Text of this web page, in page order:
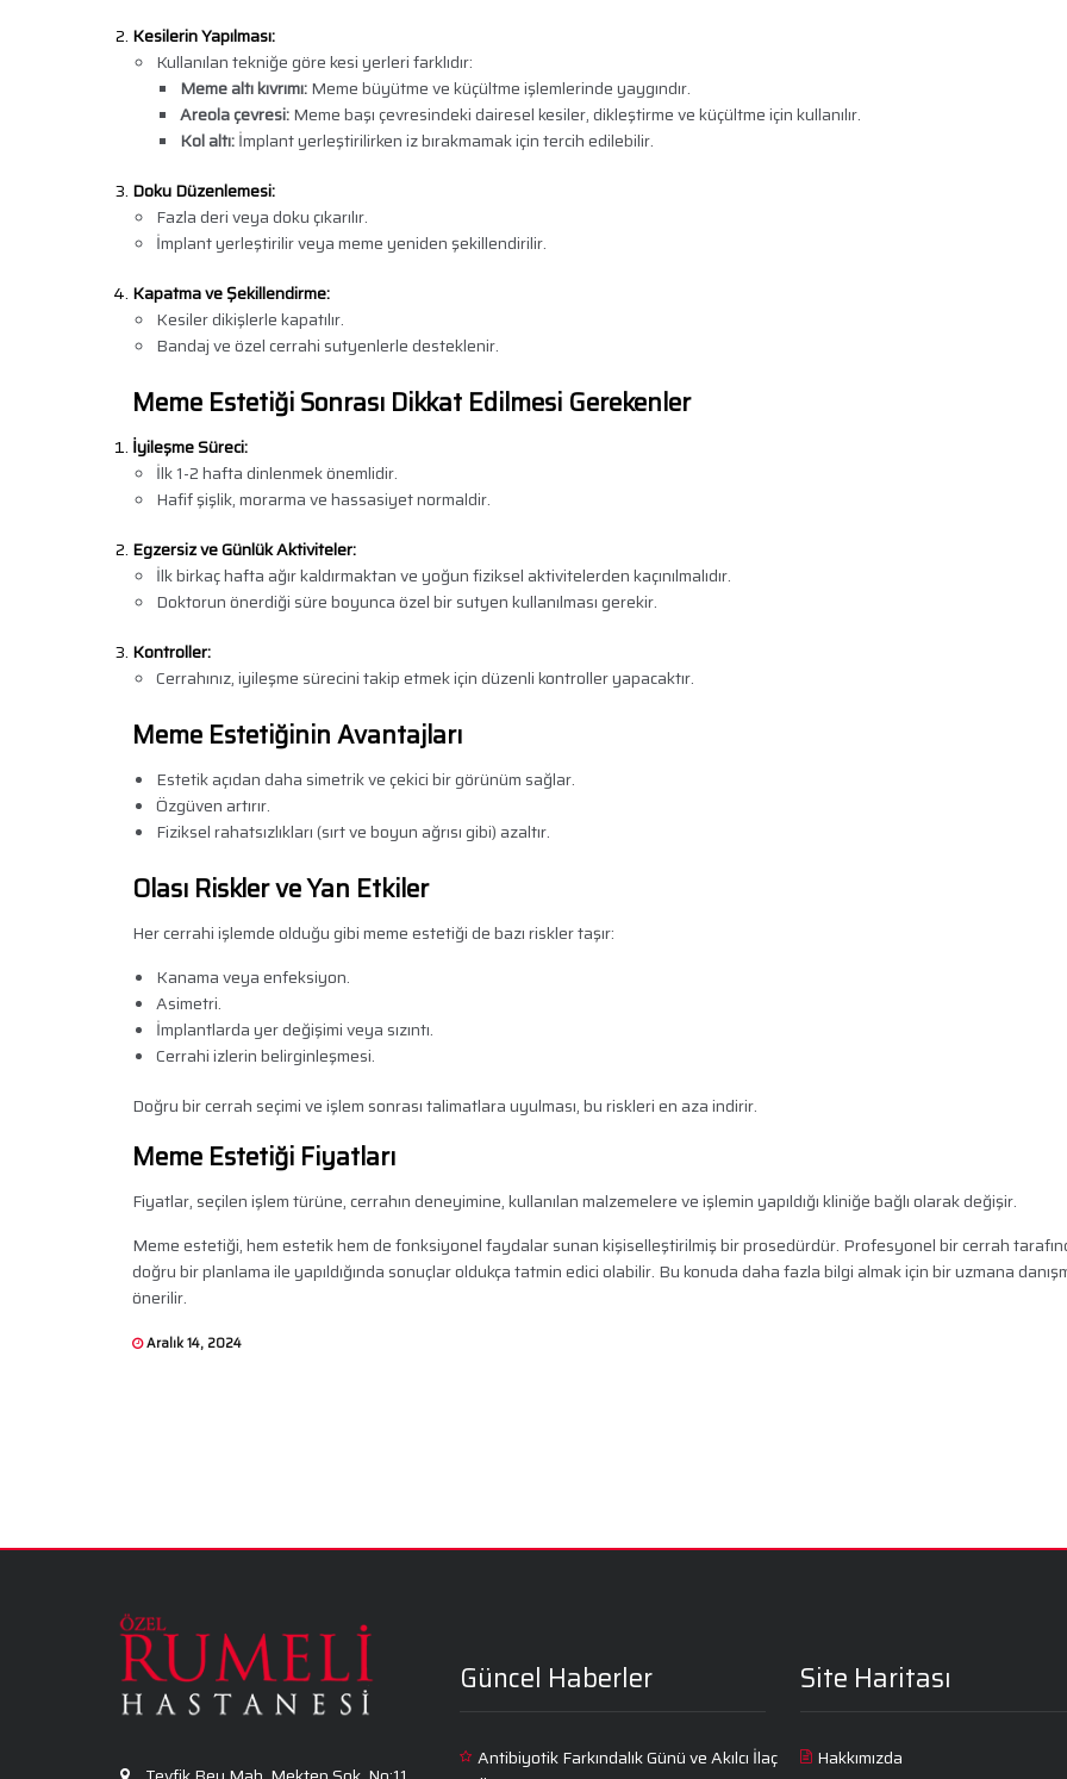
Kesilerin Yapılması:
Kullanılan tekniğe göre kesi yerleri farklıdır:
Meme altı kıvrımı:Meme büyütme ve küçültme işlemlerinde yaygındır.
Areola çevresi:Meme başı çevresindeki dairesel kesiler, dikleştirme ve küçültme için kullanılır.
Kol altı:İmplant yerleştirilirken iz bırakmamak için tercih edilebilir.
Doku Düzenlemesi:
Fazla deri veya doku çıkarılır.
İmplant yerleştirilir veya meme yeniden şekillendirilir.
Kapatma ve Şekillendirme:
Kesiler dikişlerle kapatılır.
Bandaj ve özel cerrahi sutyenlerle desteklenir.
Meme Estetiği Sonrası Dikkat Edilmesi Gerekenler
İyileşme Süreci:
İlk 1-2 hafta dinlenmek önemlidir.
Hafif şişlik, morarma ve hassasiyet normaldir.
Egzersiz ve Günlük Aktiviteler:
İlk birkaç hafta ağır kaldırmaktan ve yoğun fiziksel aktivitelerden kaçınılmalıdır.
Doktorun önerdiği süre boyunca özel bir sutyen kullanılması gerekir.
Kontroller:
Cerrahınız, iyileşme sürecini takip etmek için düzenli kontroller yapacaktır.
Meme Estetiğinin Avantajları
Estetik açıdan daha simetrik ve çekici bir görünüm sağlar.
Özgüven artırır.
Fiziksel rahatsızlıkları (sırt ve boyun ağrısı gibi) azaltır.
Olası Riskler ve Yan Etkiler
Her cerrahi işlemde olduğu gibi meme estetiği de bazı riskler taşır:
Kanama veya enfeksiyon.
Asimetri.
İmplantlarda yer değişimi veya sızıntı.
Cerrahi izlerin belirginleşmesi.
Doğru bir cerrah seçimi ve işlem sonrası talimatlara uyulması, bu riskleri en aza indirir.
Meme Estetiği Fiyatları
Fiyatlar, seçilen işlem türüne, cerrahın deneyimine, kullanılan malzemelere ve işlemin yapıldığı kliniğe bağlı olarak değişir.
Meme estetiği, hem estetik hem de fonksiyonel faydalar sunan kişiselleştirilmiş bir prosedürdür. Profesyonel bir cerrah
doğru bir planlama ile yapıldığında sonuçlar oldukça tatmin edici olabilir. Bu konuda daha fazla bilgi almak için bir uzmana
önerilir.
Aralık 14, 2024
Güncel Haberler
Antibiyotik Farkındalık Günü ve Akılcı İlaç
Site Haritası
Hakkımızda